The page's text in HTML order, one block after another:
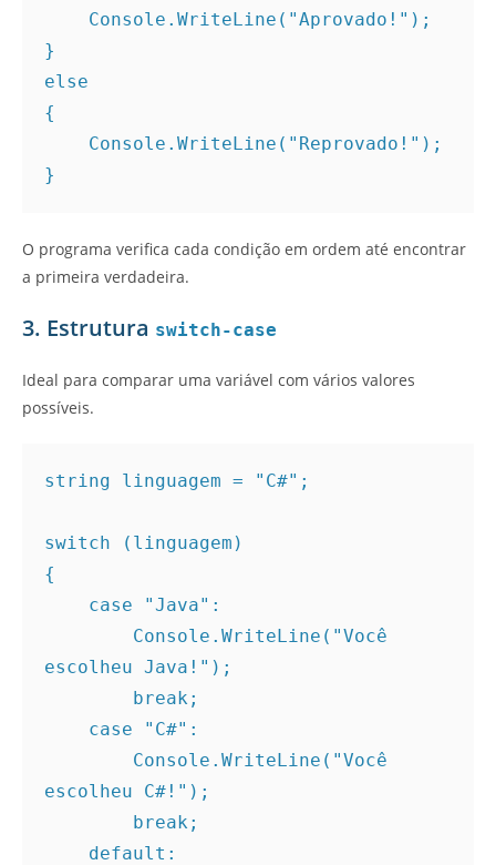
    Console.WriteLine("Aprovado!");
}
else
{
    Console.WriteLine("Reprovado!");
}
O programa verifica cada condição em ordem até encontrar
a primeira verdadeira.
3. Estrutura switch-case
Ideal para comparar uma variável com vários valores
possíveis.
string linguagem = "C#";
switch (linguagem)
{
    case "Java":
escolheu Java!");
        break;
    case "C#":
escolheu C#!");
        break;
    default: